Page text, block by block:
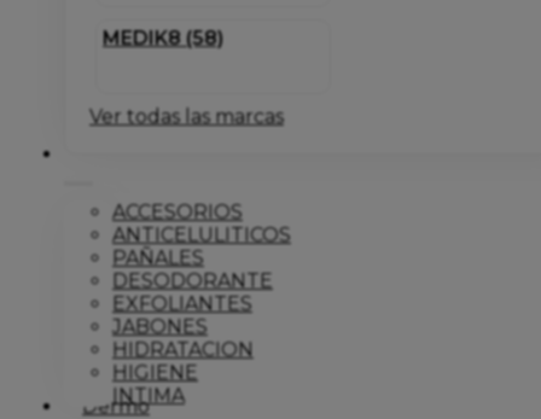
MEDIK8 (58)
Ver todas las marcas
ACCESORIOS
ANTICELULITICOS
PAÑALES
DESODORANTE
EXFOLIANTES
JABONES
HIDRATACION
HIGIENE
INTIMA
Dermo